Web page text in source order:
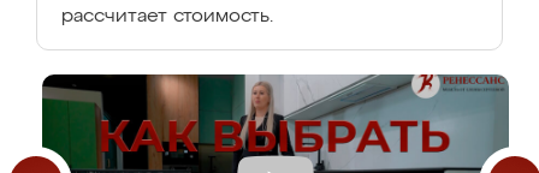
рассчитает стоимость.